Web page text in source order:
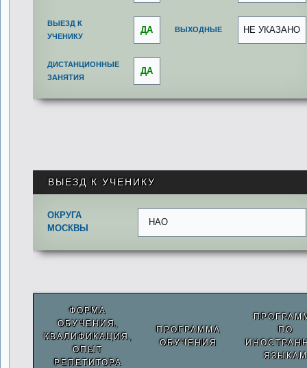
ВЫЕЗД К
УЧЕНИКУ
ДА ВЫХОДНЫЕ НЕ УКАЗАНО
ДИСТАНЦИОННЫЕ
ЗАНЯТИЯ
ДА
ВЫЕЗД К УЧЕНИКУ
ОКРУГА
МОСКВЫ
НАО
ФОРМА
ОБУЧЕНИЯ,
КВАЛИФИКАЦИЯ,
ОПЫТ
РЕПЕТИТОРА
ПРОГРАММА
ОБУЧЕНИЯ
ПО